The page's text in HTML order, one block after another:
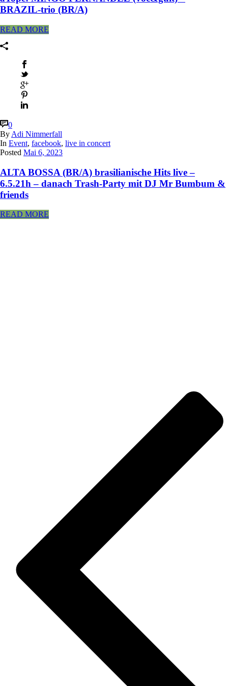
BRAZIL-trio (BR/A)
READ MORE
0
By Adi Nimmerfall
In Event, facebook, live in concert
Posted Mai 6, 2023
ALTA BOSSA (BR/A) brasilianische Hits live –
6.5.21h – danach Trash-Party mit DJ Mr Bumbum &
friends
READ MORE